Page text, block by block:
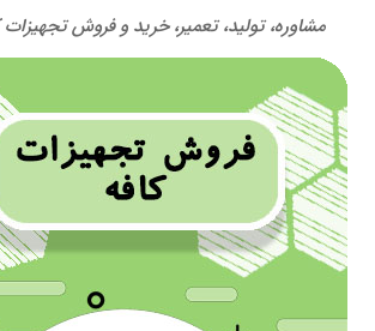
مشاوره، تولید، تعمیر، خرید و فروش